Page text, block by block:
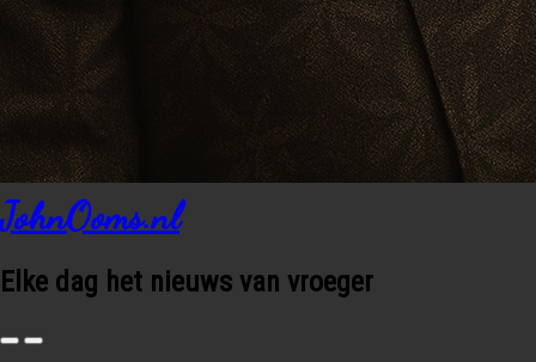
JohnOoms.nl
Elke dag het nieuws van vroeger